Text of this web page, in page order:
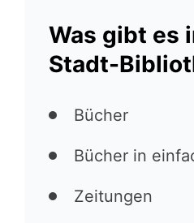
Was gibt es
Stadt-
Bücher
Bücher in
Zeitungen